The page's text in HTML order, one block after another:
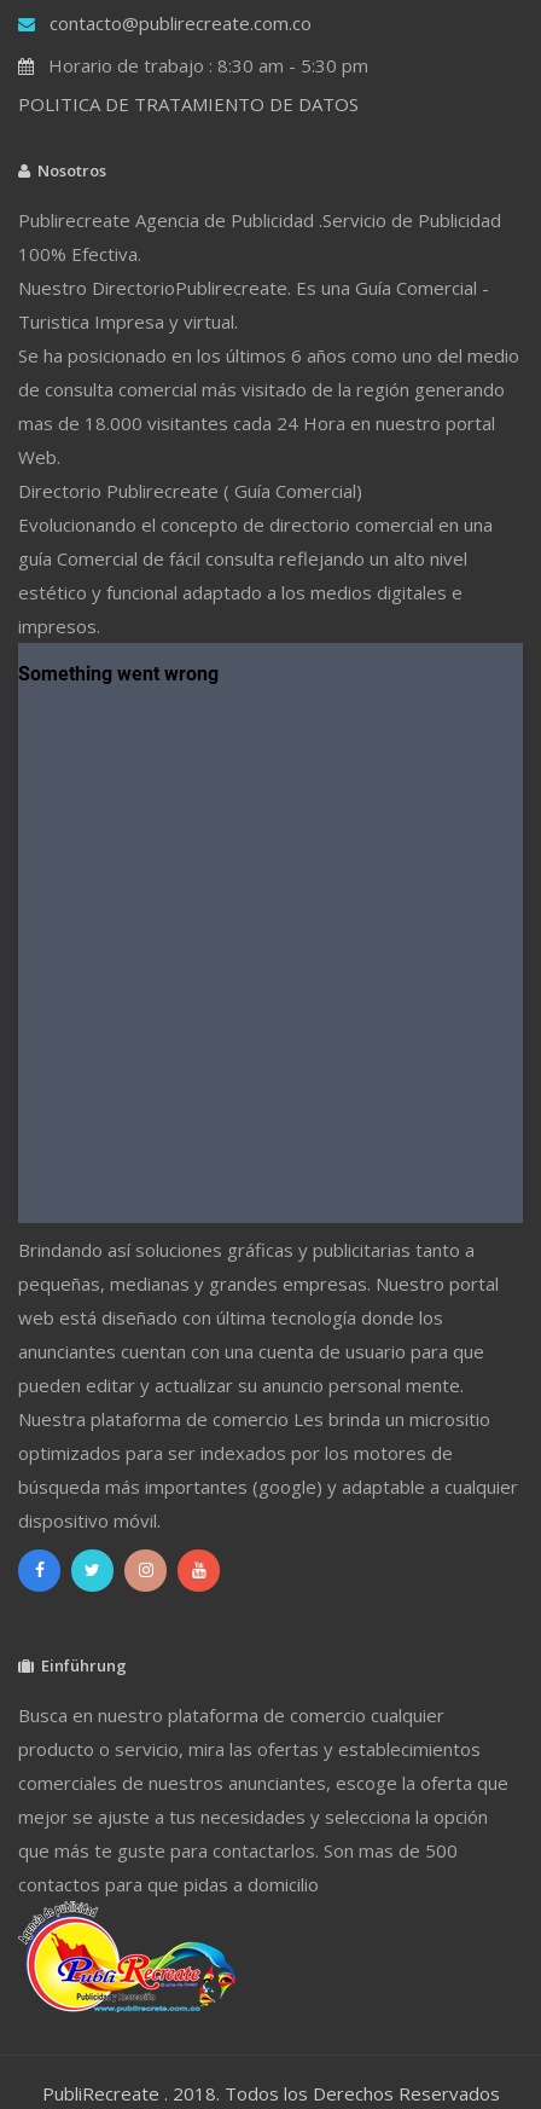
contacto@publirecreate.com.co
Horario de trabajo : 8:30 am - 5:30 pm
POLITICA DE TRATAMIENTO DE DATOS
Nosotros
Publirecreate Agencia de Publicidad .Servicio de Publicidad
100% Efectiva.
Nuestro DirectorioPublirecreate. Es una Guía Comercial -
Turistica Impresa y virtual.
Se ha posicionado en los últimos 6 años como uno del medio
de consulta comercial más visitado de la región generando
mas de 18.000 visitantes cada 24 Hora en nuestro portal
Web.
Directorio Publirecreate ( Guía Comercial)
Evolucionando el concepto de directorio comercial en una
guía Comercial de fácil consulta reflejando un alto nivel
estético y funcional adaptado a los medios digitales e
impresos.
Brindando así soluciones gráficas y publicitarias tanto a
pequeñas, medianas y grandes empresas. Nuestro portal
web está diseñado con última tecnología donde los
anunciantes cuentan con una cuenta de usuario para que
pueden editar y actualizar su anuncio personal mente.
Nuestra plataforma de comercio Les brinda un micrositio
optimizados para ser indexados por los motores de
búsqueda más importantes (google) y adaptable a cualquier
dispositivo móvil.
Einführung
Busca en nuestro plataforma de comercio cualquier
producto o servicio, mira las ofertas y establecimientos
comerciales de nuestros anunciantes, escoge la oferta que
mejor se ajuste a tus necesidades y selecciona la opción
que más te guste para contactarlos. Son mas de 500
contactos para que pidas a domicilio
PubliRecreate . 2018. Todos los Derechos Reservados